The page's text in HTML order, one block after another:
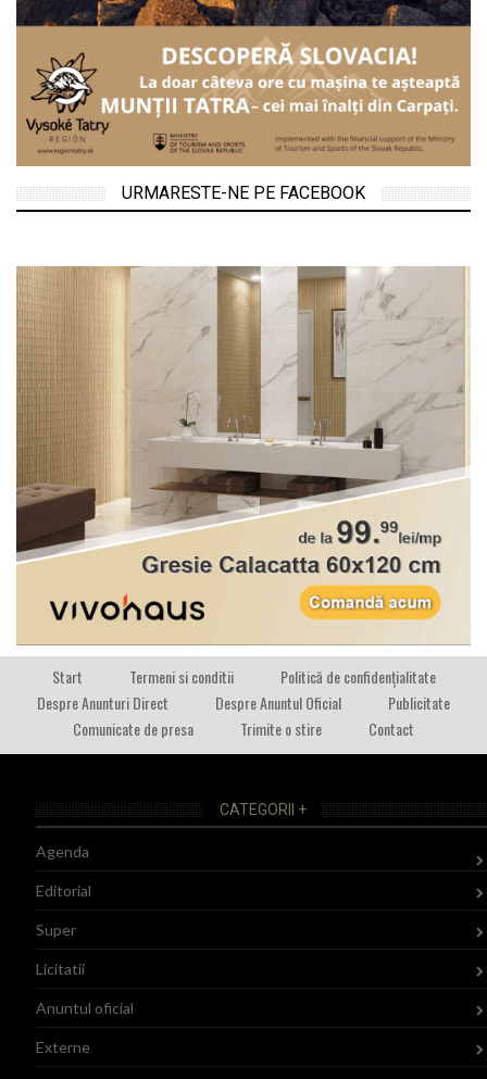
URMARESTE-NE PE FACEBOOK
Start Termeni si conditii
Politică de confidențialitate
Despre Anunturi Direct
Despre Anuntul Oficial
Publicitate
Comunicate de presa
Trimite o stire Contact
CATEGORII +
Agenda
Editorial
Super
Licitatii
Anuntul oficial
Externe